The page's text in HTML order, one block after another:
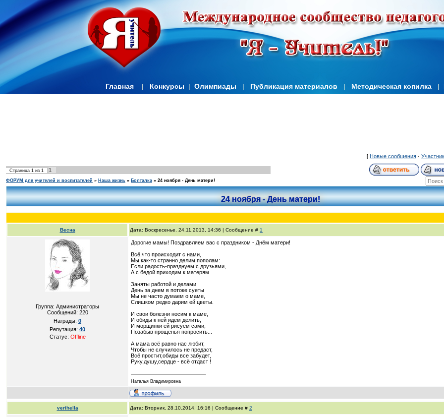
Главная | Конкурсы | Олимпиады | Публикация материалов | Методическая копилка |
[ Новые сообщения ·
Страница 1 из 1 1
ФОРУМ для учителей и воспитателей » Наша жизнь » Болталка » 24 ноября - День матери!
24 ноября - День матери!
Весна Дата: Воскресенье, 24.11.2013, 14:36 | Сообщение # 1
Группа: Администраторы
Сообщений: 220
Награды: 0
Репутация: 40
Статус: Offline
Дорогие мамы! Поздравляем вас с праздником - Днём матери!
Всё,что происходит с нами,
Мы как-то странно делим пополам:
Если радость-празднуем с друзьями,
А с бедой приходим к матерям
Заняты работой и делами
День за днем в потоке суеты
Мы не часто думаем о маме,
Слишком редко дарим ей цветы.
И свои болезни носим к маме,
И обиды к ней идем делить,
И морщинки ей рисуем сами,
Позабыв прощенья попросить...
А мама всё равно нас любит,
Чтобы не случилось не предаст,
Всё простит,обиды все забудет,
Руку,душу,сердце - всё отдаст !
Наталья Владимировна
verihella Дата: Вторник, 28.10.2014, 16:16 | Сообщение # 2